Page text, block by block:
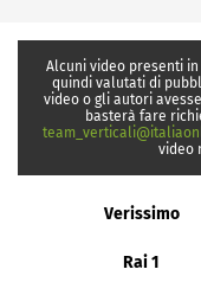
Alcuni video presenti
quindi valutati di
video o gli autori
basterà fare
video
Verissimo
Rai 1